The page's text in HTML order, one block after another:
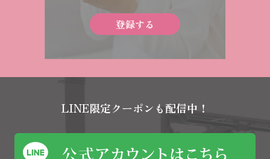
登録する
LINE限定クーポンも配信中！